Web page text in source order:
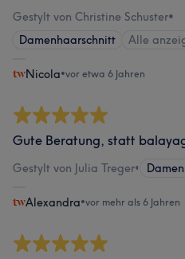
Gestylt von Christine Schuster•
Damenhaarschnitt
Alle
Nicola•vor etwa 6 Jahren
Gute Beratung, statt
Gestylt von Julia Treger•
Alexandra•vor mehr als 6 Jahren